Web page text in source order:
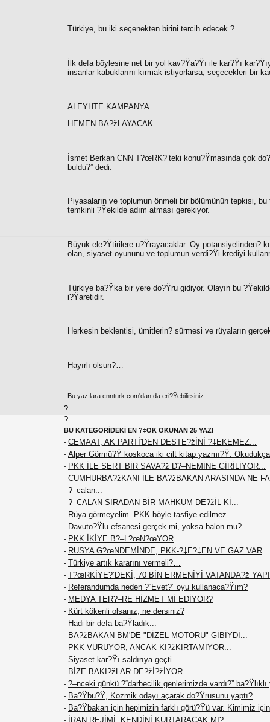
Türkiye, bu iki seçenekten birini tercih edecek.?
İlk defa böylesine net bir yol kav?Ÿa?Ÿı ile kar?Ÿı
insanlar kabuklarını kırmak istiyorlarsa, seçecekleri bir
ALEYHTE KAMPANYA
HEMEN BA?žLAYACAK
İsmet Berkan CNN T?œRK?’teki konu?Ÿmasında çok
buldu?” dedi.
Piyasaların ve toplumun önmeli bir bölümünün tepkisi,
temkinli ?Ÿekilde adım atması gerekiyor.
Büyük ele?Ÿtirilere u?Ÿrayacaklar. Oy potansiyelinden?
olan, siyaset oyununu ve toplumun verdi?Ÿi krediyi
Türkiye ba?Ÿka bir yere do?Ÿru gidiyor. Olayın bu
i?Ÿaretidir.
Herkesin beklentisi, ümitlerin? sürmesi ve rüyaların
Hayırlı olsun?…
Bu yazılara cnnturk.com'dan da eri?Ÿebilirsiniz.
?
?
BU KATEGORİDEKİ EN ?‡OK OKUNAN 25 YAZI
- CEMAAT, AK PARTİ'DEN DESTE?žİNİ ?‡EKEMEZ...
- Alper Görmü?Ÿ koskoca iki cilt kitap yazmı?Ÿ.
- PKK İLE SERT BİR SAVA?ž D?–NEMİNE GİRİLİYOR...
- CUMHURBA?žKANI İLE BA?žBAKAN ARASINDA NE
- ?–calan...
- ?–CALAN SIRADAN BİR MAHKUM DE?žİL Kİ...
- Rüya görmeyelim. PKK böyle tasfiye edilmez
- Davuto?Ÿlu efsanesi gerçek mi, yoksa balon mu?
- PKK İKİYE B?–L?œN?œYOR
- RUSYA G?œNDEMİNDE, PKK-?‡E?‡EN VE GAZ VAR
- Türkiye artık kararını vermeli?…
- T?œRKİYE?’DEKİ, 70 BİN ERMENİYİ VATANDA?ž
- Referandumda neden ?“Evet?” oyu kullanaca?Ÿım?
- MEDYA TER?–RE HİZMET Mİ EDİYOR?
- Kürt kökenli olsanız, ne dersiniz?
- Hadi bir defa ba?Ÿladık...
- BA?žBAKAN BM'DE "DİZEL MOTORU" GİBİYDİ...
- PKK VURUYOR, ANCAK KI?žKIRTAMIYOR...
- Siyaset kar?Ÿı saldırıya geçti
- BİZE BAKI?žLAR DE?žİ?žİYOR...
- ?–nceki günkü ?“darbecilik genlerimizde vardı?”
- Ba?Ÿbu?Ÿ, Kozmik odayı açarak do?Ÿrusunu yaptı?
- Ba?Ÿbakan için hepimizin farklı görü?Ÿü var. Kimimiz
- İRAN REJİMİ, KENDİNİ KURTARACAK MI?